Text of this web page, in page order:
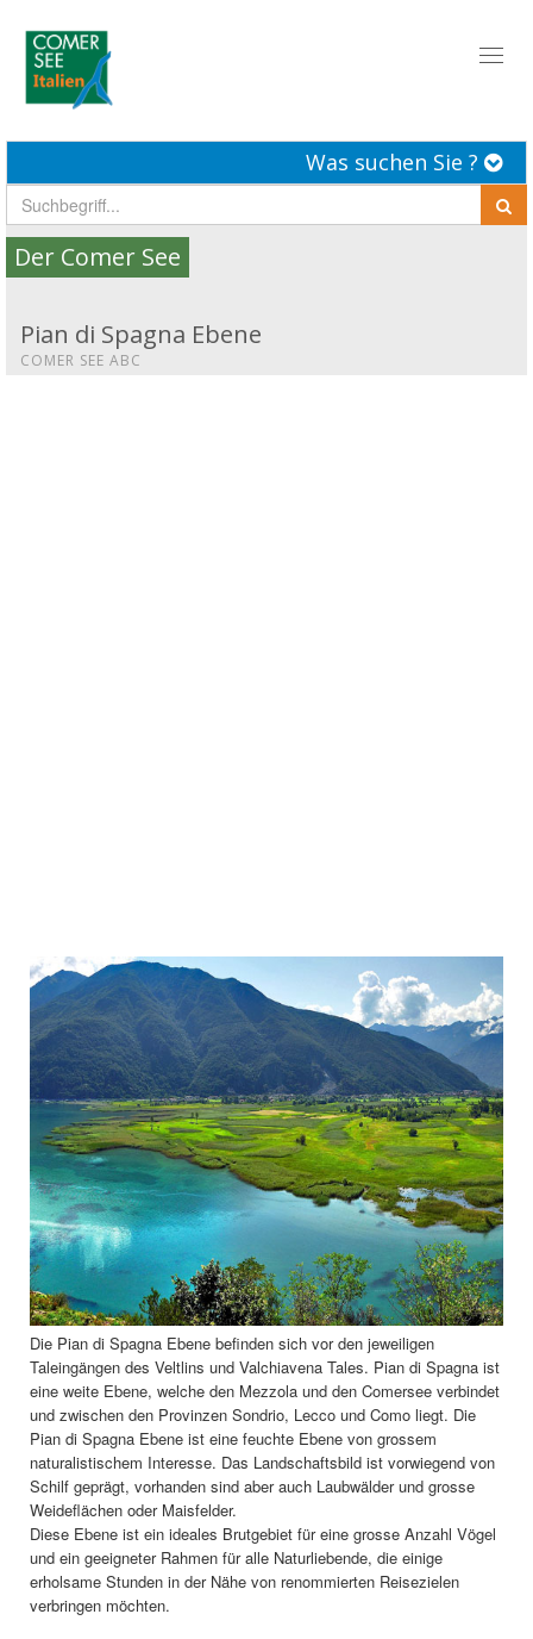
Was suchen Sie ?
Der Comer See
Pian di Spagna Ebene
COMER SEE ABC
Die Pian di Spagna Ebene befinden sich vor den jeweiligen
Taleingängen des Veltlins und Valchiavena Tales. Pian di Spagna ist
eine weite Ebene, welche den Mezzola und den Comersee verbindet
und zwischen den Provinzen Sondrio, Lecco und Como liegt. Die
Pian di Spagna Ebene ist eine feuchte Ebene von grossem
naturalistischem Interesse. Das Landschaftsbild ist vorwiegend von
Schilf geprägt, vorhanden sind aber auch Laubwälder und grosse
Weideflächen oder Maisfelder.
Diese Ebene ist ein ideales Brutgebiet für eine grosse Anzahl Vögel
und ein geeigneter Rahmen für alle Naturliebende, die einige
erholsame Stunden in der Nähe von renommierten Reisezielen
verbringen möchten.